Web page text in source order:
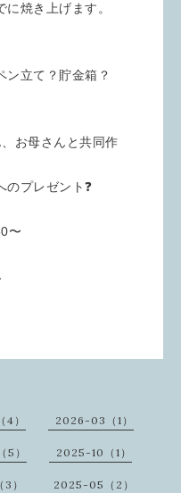
焼き上げます。
ン立て？貯金箱？
お母さんと共同作
プレゼント❓
〜
） 2026-03（1）
5） 2025-10（1）
） 2025-05（2）